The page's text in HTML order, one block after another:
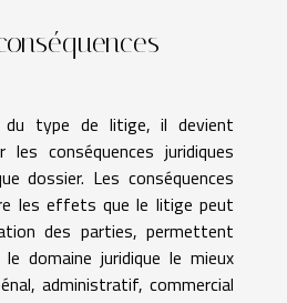
du type de litige, il devient
les conséquences juridiques
dossier. Les conséquences
les effets que le litige peut
des parties, permettent
domaine juridique le mieux
administratif, commercial